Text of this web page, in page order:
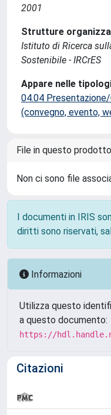
2001
Strutture
Istituto di Ricerca
Sostenibile - IRCrES
Appare nelle
04.04
(convegno, evento,
File in questo
Non ci sono file
I documenti in IRIS
diritti sono riservati,
Informazioni
Utilizza questo
a questo documento:
https://
Citazioni